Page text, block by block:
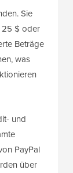
Sie
25 $ oder
Beträge
was
und
PayPal
über